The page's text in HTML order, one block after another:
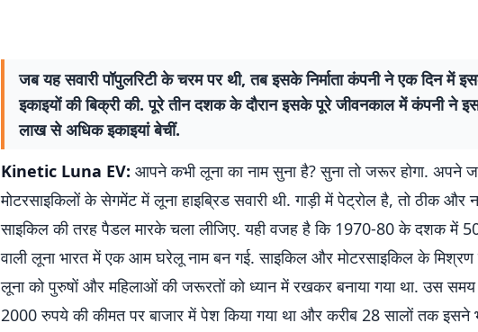
जब यह सवारी पॉपुलरिटी के चरम पर थी, तब इसके निर्माता कंपनी ने एक दिन में
इकाइयों की बिक्री की. पूरे तीन दशक के दौरान इसके पूरे जीवनकाल में कंपनी ने
लाख से अधिक इकाइयां बेचीं.
Kinetic Luna EV: आपने कभी लूना का नाम सुना है? सुना तो जरूर होगा. अपने
मोटरसाइकिलों के सेगमेंट में लूना हाइब्रिड सवारी थी. गाड़ी में पेट्रोल है, तो ठीक और
साइकिल की तरह पैडल मारके चला लीजिए. यही वजह है कि 1970-80 के दशक में
वाली लूना भारत में एक आम घरेलू नाम बन गई. साइकिल और मोटरसाइकिल के मिश्रण
लूना को पुरुषों और महिलाओं की जरूरतों को ध्यान में रखकर बनाया गया था. उस
2000 रुपये की कीमत पर बाजार में पेश किया गया था और करीब 28 सालों तक इसने